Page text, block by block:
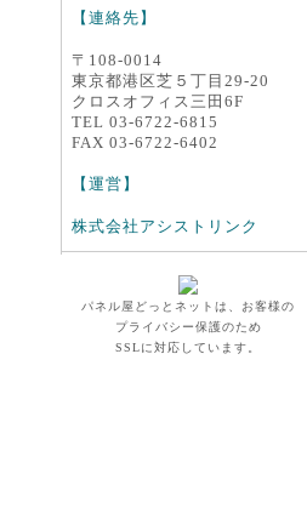
【連絡先】
〒108-0014
東京都港区芝５丁目29-20
クロスオフィス三田6F
TEL 03-6722-6815
FAX 03-6722-6402
【運営】
株式会社アシストリンク
パネル屋どっとネットは、お客様の
プライバシー保護のため
SSLに対応しています。